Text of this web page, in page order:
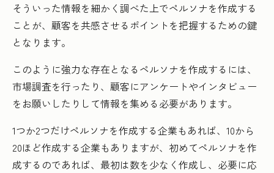
そういった情報を細かく調べた上でペルソナを作成する
ことが、顧客を共感させるポイントを把握するための鍵
となります。
このように強力な存在となるペルソナを作成するには、
市場調査を行ったり、顧客にアンケートやインタビュー
をお願いしたりして情報を集める必要があります。
1つか2つだけペルソナを作成する企業もあれば、10から
20ほど作成する企業もありますが、初めてペルソナを作
成するのであれば、最初は数を少なく作成し、必要に応